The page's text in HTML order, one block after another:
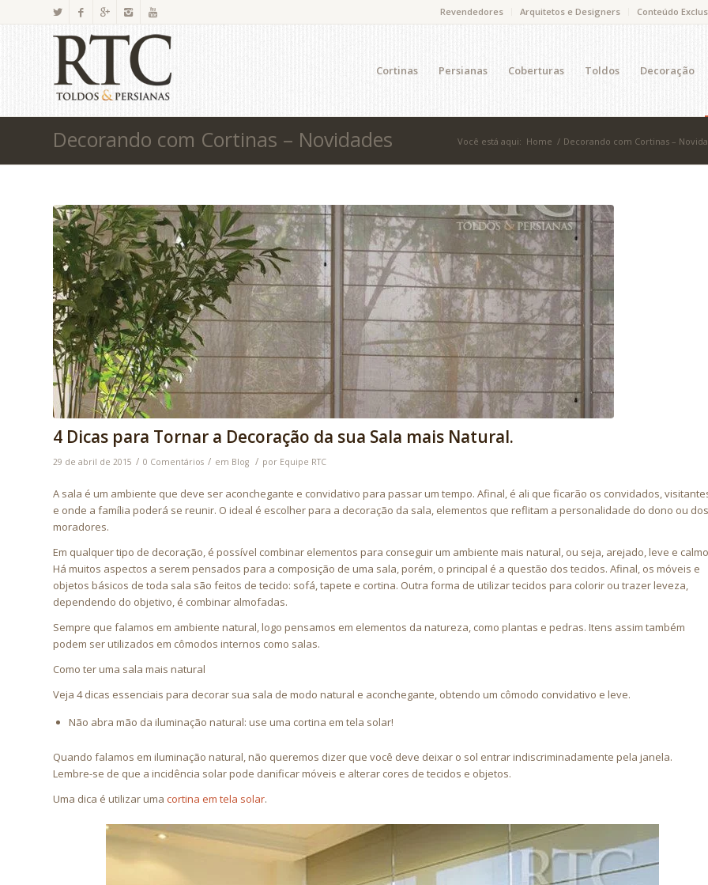
Revendedores Arquitetos e Designers Conteúdo
Cortinas Persianas Coberturas Toldos Decoração
Decorando com Cortinas – Novidades Você está aqui: Home / Decorando com Cortinas –
4 Dicas para Tornar a Decoração da sua Sala mais Natural.
29 de abril de 2015 / 0 Comentários / em Blog / por Equipe RTC
A sala é um ambiente que deve ser aconchegante e convidativo para passar um tempo. Afinal, é ali que ficarão os convidados,
e onde a família poderá se reunir. O ideal é escolher para a decoração da sala, elementos que reflitam a personalidade do dono ou dos
moradores.
Em qualquer tipo de decoração, é possível combinar elementos para conseguir um ambiente mais natural, ou seja, arejado, leve e
Há muitos aspectos a serem pensados para a composição de uma sala, porém, o principal é a questão dos tecidos. Afinal, os móveis e
objetos básicos de toda sala são feitos de tecido: sofá, tapete e cortina. Outra forma de utilizar tecidos para colorir ou trazer leveza,
dependendo do objetivo, é combinar almofadas.
Sempre que falamos em ambiente natural, logo pensamos em elementos da natureza, como plantas e pedras. Itens assim também
podem ser utilizados em cômodos internos como salas.
Como ter uma sala mais natural
Veja 4 dicas essenciais para decorar sua sala de modo natural e aconchegante, obtendo um cômodo convidativo e leve.
Não abra mão da iluminação natural: use uma cortina em tela solar!
Quando falamos em iluminação natural, não queremos dizer que você deve deixar o sol entrar indiscriminadamente pela janela.
Lembre-se de que a incidência solar pode danificar móveis e alterar cores de tecidos e objetos.
Uma dica é utilizar uma cortina em tela solar.